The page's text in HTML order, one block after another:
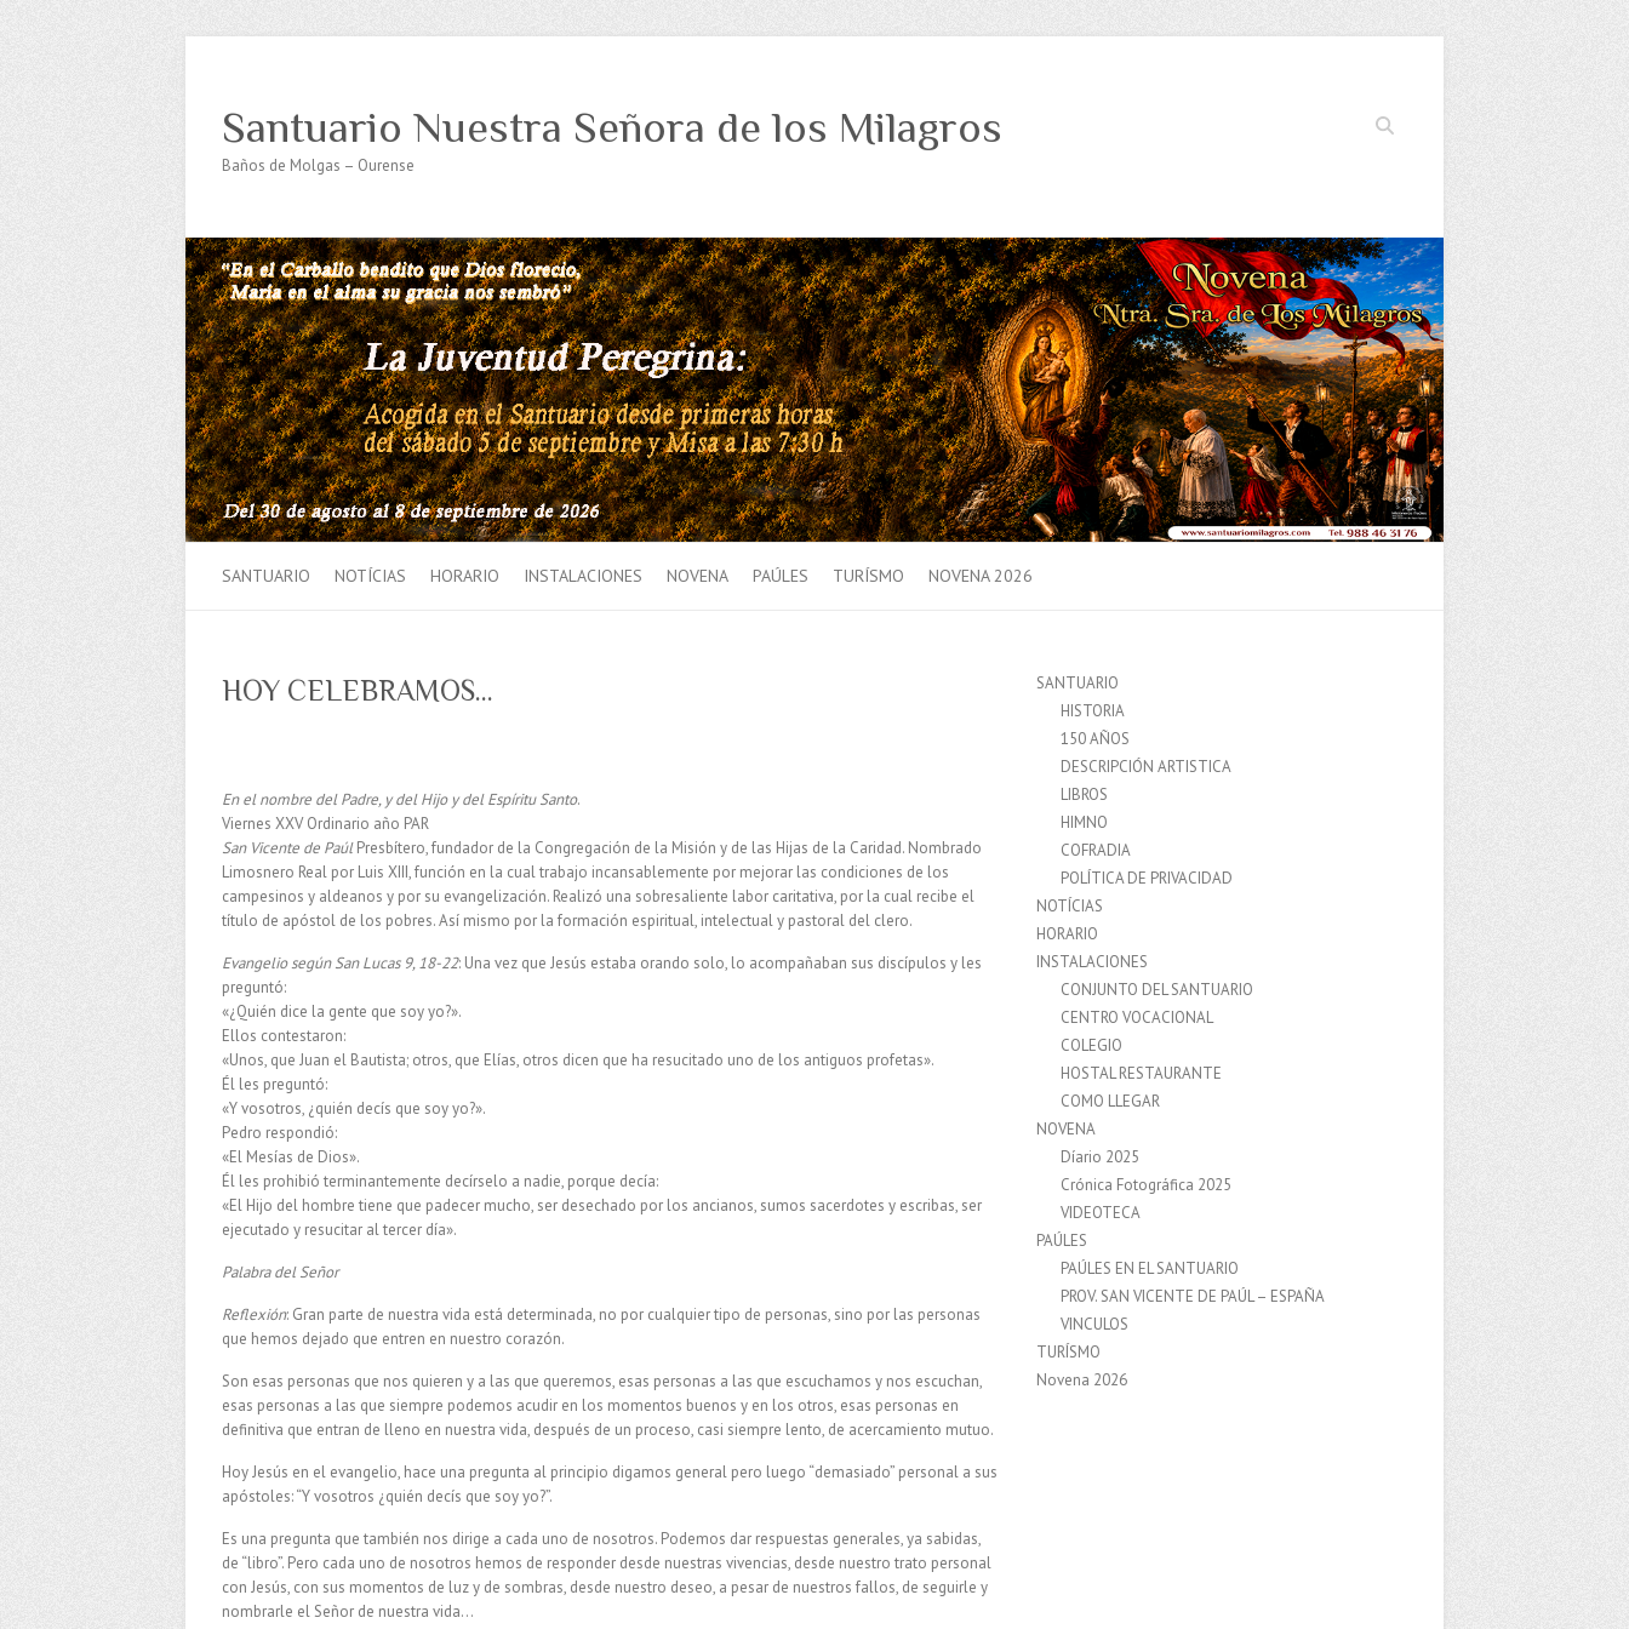
Buscar
Santuario Nuestra Señora de los Milagros
Baños de Molgas – Ourense
SANTUARIO NOTÍCIAS HORARIO INSTALACIONES NOVENA PAÚLES TURÍSMO NOVENA 2026
HOY CELEBRAMOS…
En el nombre del Padre, y del Hijo y del Espíritu Santo.
Viernes XXV Ordinario año PAR
San Vicente de PaúlPresbítero, fundador de la Congregación de la Misión y de las Hijas de la Caridad. Nombrado
Limosnero Real por Luis XIII, función en la cual trabajo incansablemente por mejorar las condiciones de los
campesinos y aldeanos y por su evangelización. Realizó una sobresaliente labor caritativa, por la cual recibe el
título de apóstol de los pobres. Así mismo por la formación espiritual, intelectual y pastoral del clero.
Evangelio según San Lucas 9, 18-22: Una vez que Jesús estaba orando solo, lo acompañaban sus discípulos y les
preguntó:
«¿Quién dice la gente que soy yo?».
Ellos contestaron:
«Unos, que Juan el Bautista; otros, que Elías, otros dicen que ha resucitado uno de los antiguos profetas».
Él les preguntó:
«Y vosotros, ¿quién decís que soy yo?».
Pedro respondió:
«El Mesías de Dios».
Él les prohibió terminantemente decírselo a nadie, porque decía:
«El Hijo del hombre tiene que padecer mucho, ser desechado por los ancianos, sumos sacerdotes y escribas, ser
ejecutado y resucitar al tercer día».
Palabra del Señor
Reflexión: Gran parte de nuestra vida está determinada, no por cualquier tipo de personas, sino por las personas
que hemos dejado que entren en nuestro corazón.
Son esas personas que nos quieren y a las que queremos, esas personas a las que escuchamos y nos escuchan,
esas personas a las que siempre podemos acudir en los momentos buenos y en los otros, esas personas en
definitiva que entran de lleno en nuestra vida, después de un proceso, casi siempre lento, de acercamiento mutuo.
Hoy Jesús en el evangelio, hace una pregunta al principio digamos general pero luego “demasiado” personal a sus
apóstoles: “Y vosotros ¿quién decís que soy yo?”.
Es una pregunta que también nos dirige a cada uno de nosotros. Podemos dar respuestas generales, ya sabidas,
de “libro”. Pero cada uno de nosotros hemos de responder desde nuestras vivencias, desde nuestro trato personal
con Jesús, con sus momentos de luz y de sombras, desde nuestro deseo, a pesar de nuestros fallos, de seguirle y
nombrarle el Señor de nuestra vida…
SANTUARIO
HISTORIA
150 AÑOS
DESCRIPCIÓN ARTISTICA
LIBROS
HIMNO
COFRADIA
POLÍTICA DE PRIVACIDAD
NOTÍCIAS
HORARIO
INSTALACIONES
CONJUNTO DEL SANTUARIO
CENTRO VOCACIONAL
COLEGIO
HOSTAL RESTAURANTE
COMO LLEGAR
NOVENA
Díario 2025
Crónica Fotográfica 2025
VIDEOTECA
PAÚLES
PAÚLES EN EL SANTUARIO
PROV. SAN VICENTE DE PAÚL – ESPAÑA
VINCULOS
TURÍSMO
Novena 2026